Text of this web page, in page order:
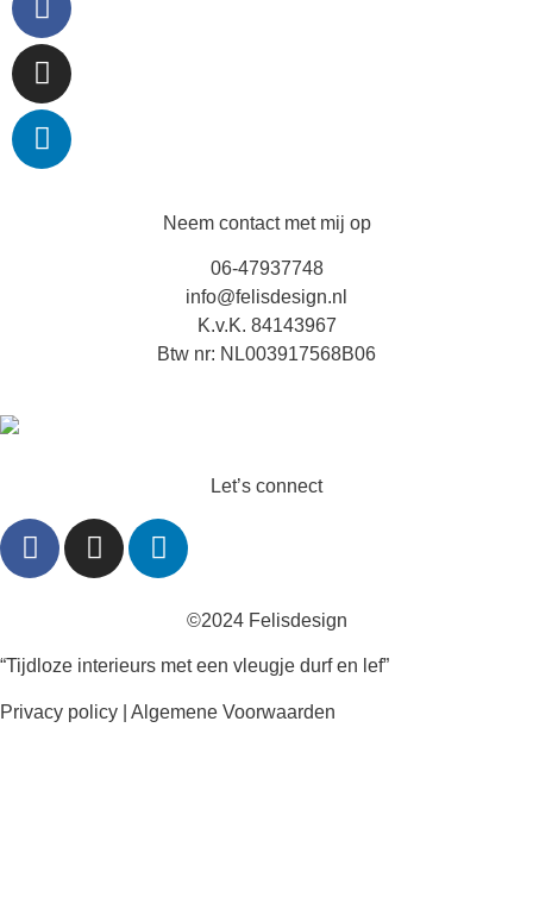
Neem contact met mij op
06-47937748
info@felisdesign.nl
K.v.K. 84143967
Btw nr: NL003917568B06
Let’s connect
©2024 Felisdesign
“Tijdloze interieurs met een vleugje durf en lef”
Privacy policy Algemene Voorwaarden